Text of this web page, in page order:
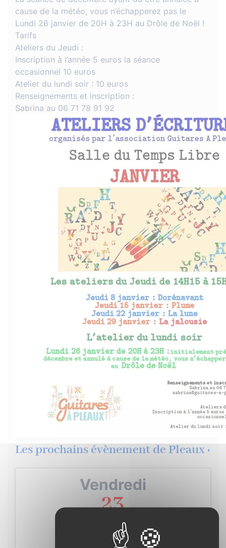
cause de la météo, vous n’échapperez pas le
Lundi 26 janvier de 20H à 23H au Drôle de Noël !
Tarifs
Ateliers du Jeudi :
Inscription à l’année 5 euros la séance
occasionnel 10 euros
Atelier du lundi soir : 10 euros
Renseignements et inscription :
Sabrina au 06 71 78 91 92
Les prochains évènement de Pleaux :
Vendredi
23
Janvier
2026